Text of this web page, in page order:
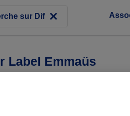
Label Emmaüs
injustices, la pauvreté, les
que le numérique et